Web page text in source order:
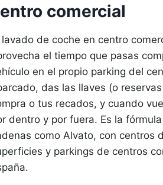
comercial
lavado de coche en centro
el tiempo que pasas
en el propio parking del
das las llaves (o
o tus recados, y cuando
dentro y por fuera. Es la
como Alvato, con centros
y parkings de centros